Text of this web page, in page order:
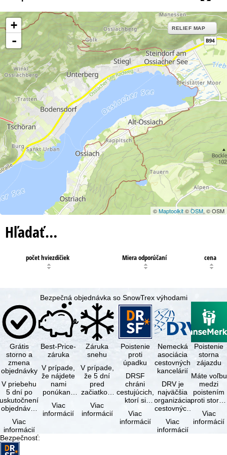
+
-
RELIEF MAP
©Maptoolkit©OSM, © OSM
Hľadať…
počet hviezdičiek Miera odporúčaní cena
Bezpečná objednávka so SnowTrex výhodami
Grátis
storno a
zmena
objednávky
V priebehu
5 dní po
uskutočnení
objednávky
tejto
objednávky
bezplatne
…
Viac
informácií
Best-Price-
záruka
V prípade,
že nájdete
nami
ponúkaný
rovnakými
službami
Viac
informácií
Záruka
snehu
V prípade,
že 5 dní
pred
začiatkom
(deň
príjazdu)
Viac
informácií
Poistenie
proti
úpadku
DRSF
chráni
cestujúcich,
ktorí si
zájazd
alebo
Viac
informácií
Nemecká
asociácia
cestovných
kancelárií
DRV je
najväčšia
organizácia
cestovných
organizátorov
zájazdov v …
Viac
informácií
Poistenie
storna
zájazdu
Máte voľbu
medzi
poistením
proti stornu
cestovným
Viac
informácií
Bezpečnosť: